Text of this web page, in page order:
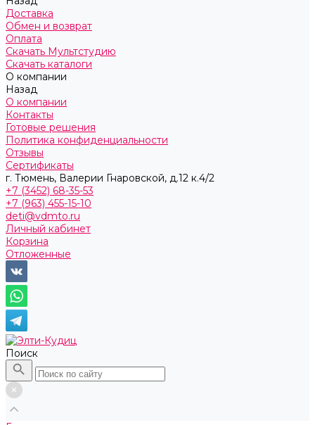
Доставка
Обмен и возврат
Оплата
Скачать Мультстудию
Скачать каталоги
О компании
Назад
О компании
Контакты
Готовые решения
Политика конфиденциальности
Отзывы
Сертификаты
г. Тюмень, ​Валерии Гнаровской, д.12 к.4/2
+7 (3452) 68-35-53
+7 (963) 455-15-10
deti@vdmto.ru
Личный кабинет
Корзина
Отложенные
Поиск